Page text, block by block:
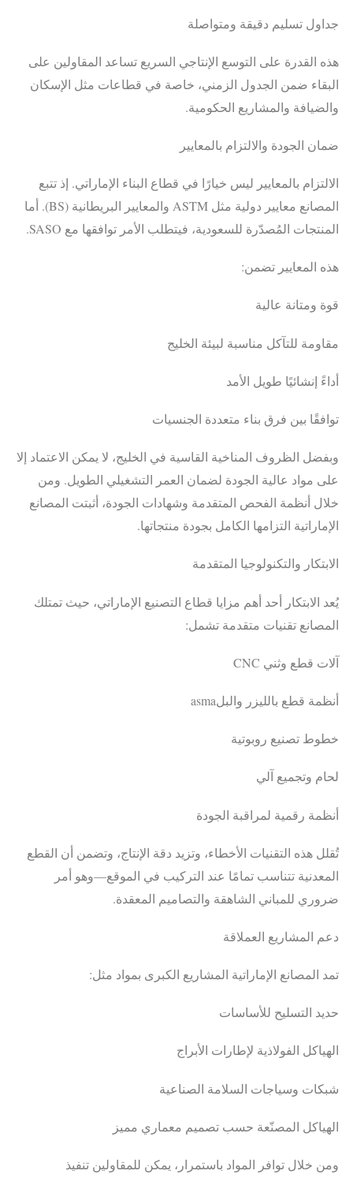
جداول تسليم دقيقة ومتواصلة
هذه القدرة على التوسع الإنتاجي السريع تساعد المقاولين على
البقاء ضمن الجدول الزمني، خاصة في قطاعات مثل الإسكان
والضيافة والمشاريع الحكومية.
ضمان الجودة والالتزام بالمعايير
الالتزام بالمعايير ليس خيارًا في قطاع البناء الإماراتي. إذ تتبع
المصانع معايير دولية مثل ASTM والمعايير البريطانية (BS). أما
المنتجات المُصدّرة للسعودية، فيتطلب الأمر توافقها مع SASO.
هذه المعايير تضمن:
قوة ومتانة عالية
مقاومة للتآكل مناسبة لبيئة الخليج
أداءً إنشائيًا طويل الأمد
توافقًا بين فرق بناء متعددة الجنسيات
وبفضل الظروف المناخية القاسية في الخليج، لا يمكن الاعتماد إلا
على مواد عالية الجودة لضمان العمر التشغيلي الطويل. ومن
خلال أنظمة الفحص المتقدمة وشهادات الجودة، أثبتت المصانع
الإماراتية التزامها الكامل بجودة منتجاتها.
الابتكار والتكنولوجيا المتقدمة
يُعد الابتكار أحد أهم مزايا قطاع التصنيع الإماراتي، حيث تمتلك
المصانع تقنيات متقدمة تشمل:
آلات قطع وثني CNC
أنظمة قطع بالليزر والبلasma
خطوط تصنيع روبوتية
لحام وتجميع آلي
أنظمة رقمية لمراقبة الجودة
تُقلل هذه التقنيات الأخطاء، وتزيد دقة الإنتاج، وتضمن أن القطع
المعدنية تتناسب تمامًا عند التركيب في الموقع—وهو أمر
ضروري للمباني الشاهقة والتصاميم المعقدة.
دعم المشاريع العملاقة
تمد المصانع الإماراتية المشاريع الكبرى بمواد مثل:
حديد التسليح للأساسات
الهياكل الفولاذية لإطارات الأبراج
شبكات وسياجات السلامة الصناعية
الهياكل المصنّعة حسب تصميم معماري مميز
ومن خلال توافر المواد باستمرار، يمكن للمقاولين تنفيذ